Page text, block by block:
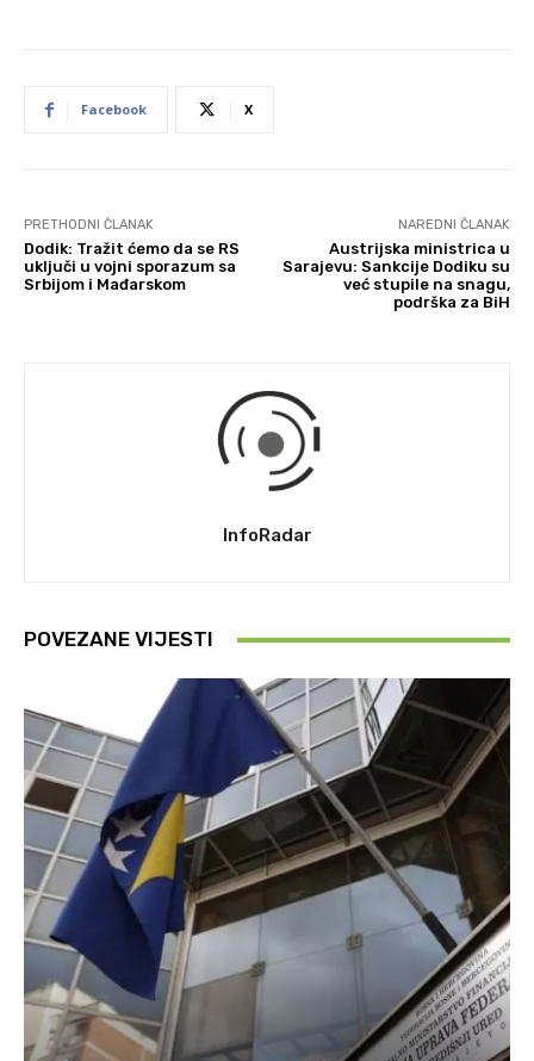
Facebook X
PRETHODNI ČLANAK
Dodik: Tražit ćemo da se RS
uključi u vojni sporazum sa
Srbijom i Mađarskom
NAREDNI ČLANAK
Austrijska ministrica u
Sarajevu: Sankcije Dodiku su
već stupile na snagu,
podrška za BiH
InfoRadar
POVEZANE VIJESTI